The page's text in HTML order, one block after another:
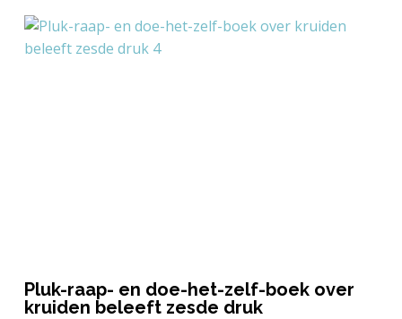
Pluk-raap- en doe-het-zelf-boek over
kruiden beleeft zesde druk